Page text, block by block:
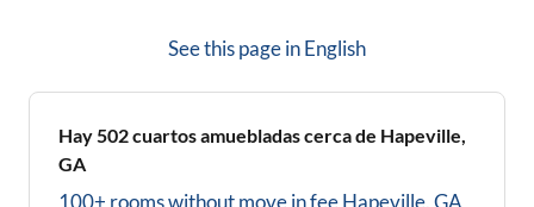
See this page inEnglish
Hay502cuartos amuebladas cerca de Hapeville,
GA
100+ rooms without move in feeHapeville, GA